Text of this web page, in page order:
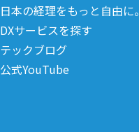
日本の経理をもっと自由に。
DXサービスを探す
テックブログ
公式YouTube